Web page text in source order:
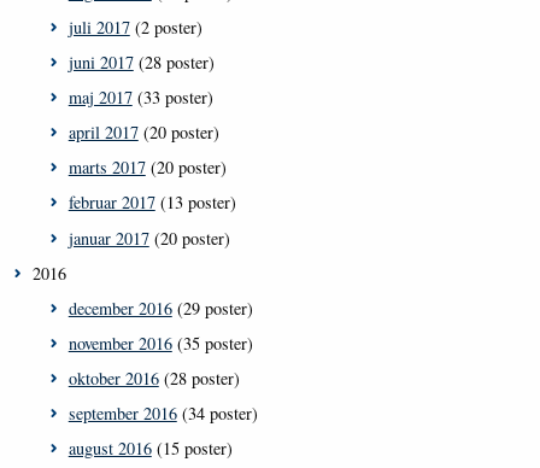
juli 2017(2 poster)
juni 2017(28 poster)
maj 2017(33 poster)
april 2017(20 poster)
marts 2017(20 poster)
februar 2017(13 poster)
januar 2017(20 poster)
2016
december 2016(29 poster)
november 2016(35 poster)
oktober 2016(28 poster)
september 2016(34 poster)
august 2016(15 poster)